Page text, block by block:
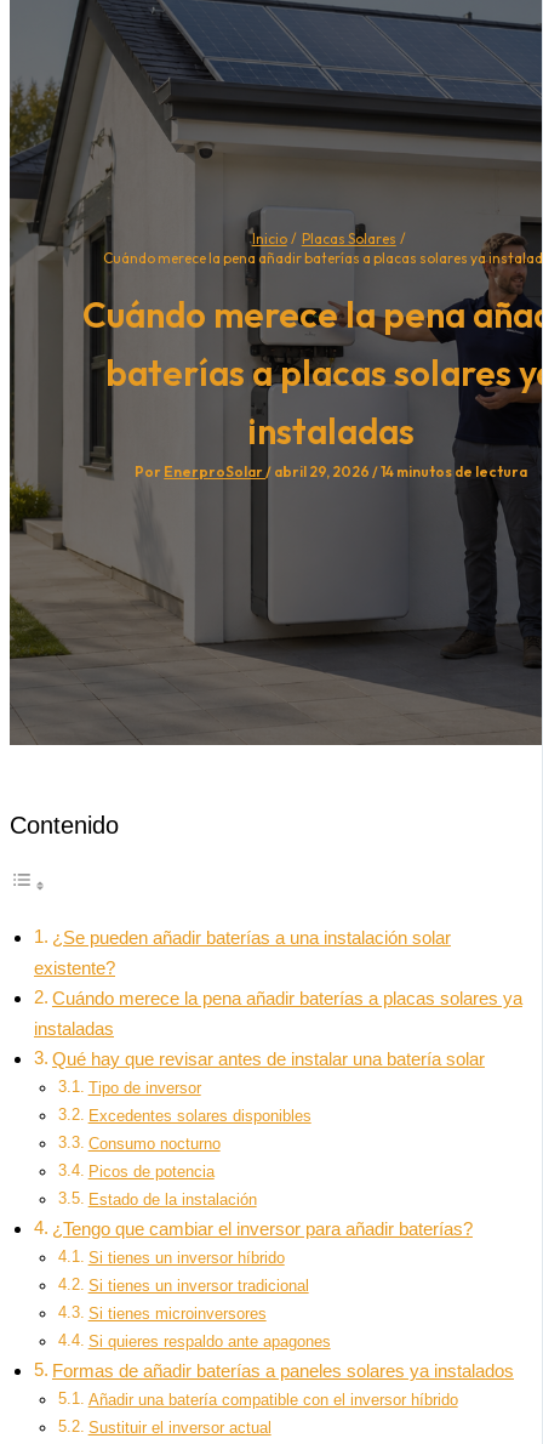
Inicio
Placas Solares
Cuándo merece la pena añadir baterías a placas solares ya
Cuándo merece la pena
baterías a placas solares
instaladas
Por EnerproSolar / abril 29, 2026 /14 minutos de lectura
Contenido
¿Se pueden añadir baterías a una instalación solar
existente?
Cuándo merece la pena añadir baterías a placas solares ya
instaladas
Qué hay que revisar antes de instalar una batería solar
Tipo de inversor
Excedentes solares disponibles
Consumo nocturno
Picos de potencia
Estado de la instalación
¿Tengo que cambiar el inversor para añadir baterías?
Si tienes un inversor híbrido
Si tienes un inversor tradicional
Si tienes microinversores
Si quieres respaldo ante apagones
Formas de añadir baterías a paneles solares ya instalados
Añadir una batería compatible con el inversor híbrido
Sustituir el inversor actual